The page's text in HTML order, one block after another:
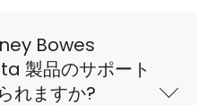
Bowes
製品のサポート
れますか?